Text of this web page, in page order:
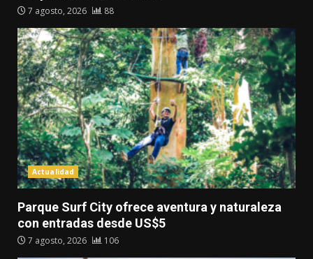
7 agosto, 2026 88
Actualidad
Parque Surf City ofrece aventura y naturaleza
con entradas desde US$5
7 agosto, 2026 106